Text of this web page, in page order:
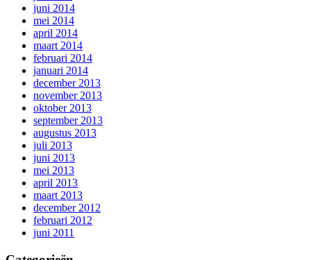
juni 2014
mei 2014
april 2014
maart 2014
februari 2014
januari 2014
december 2013
november 2013
oktober 2013
september 2013
augustus 2013
juli 2013
juni 2013
mei 2013
april 2013
maart 2013
december 2012
februari 2012
juni 2011